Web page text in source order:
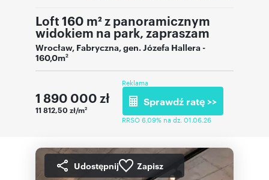
Loft 160 m² z panoramicznym
widokiem na park, zapraszam
Wrocław, Fabryczna,gen. Józefa Hallera-
160,0m2
1 890 000 zł
11 812,50 zł/m2
Reklama
Sprawdź ratę >>
RRSO 6,09% na dz. 01.06.26
Udostępnij Zapisz